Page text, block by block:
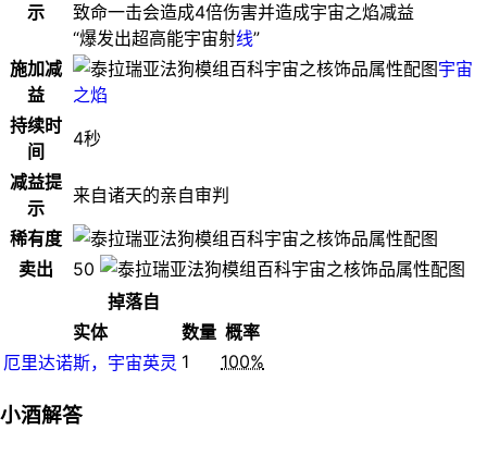
示
致命一击会造成4倍伤害并造成宇宙之焰减益
“爆发出超高能宇宙射线”
施加减
益
宇宙
之焰
持续时
间
4秒
减益提
示
来自诸天的亲自审判
稀有度
卖出
50
掉落自
实体
数量 概率
厄里达诺斯，宇宙英灵 1 100%
小酒解答